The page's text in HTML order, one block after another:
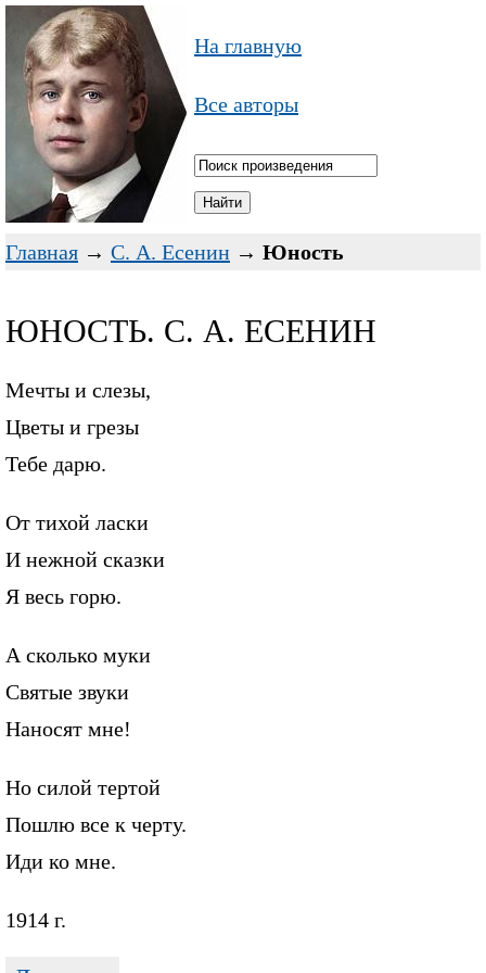
На главную
Все авторы
Главная → С. А. Есенин → Юность
ЮНОСТЬ. С. А. ЕСЕНИН
Мечты и слезы,
Цветы и грезы
Тебе дарю.
От тихой ласки
И нежной сказки
Я весь горю.
А сколько муки
Святые звуки
Наносят мне!
Но силой тертой
Пошлю все к черту.
Иди ко мне.
1914 г.